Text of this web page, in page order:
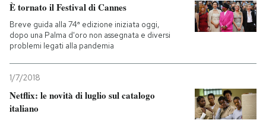
È tornato il Festival di Cannes
Breve guida alla 74ª edizione iniziata oggi,
dopo una Palma d'oro non assegnata e diversi
problemi legati alla pandemia
1/7/2018
Netflix: le novità di luglio sul catalogo
italiano